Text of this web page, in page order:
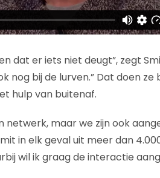
dat er iets niet deugt”, zegt
nog bij de lurven.” Dat doen ze
hulp van buitenaf.
netwerk, maar we zijn ook
in elk geval uit meer dan
wil ik graag de interactie